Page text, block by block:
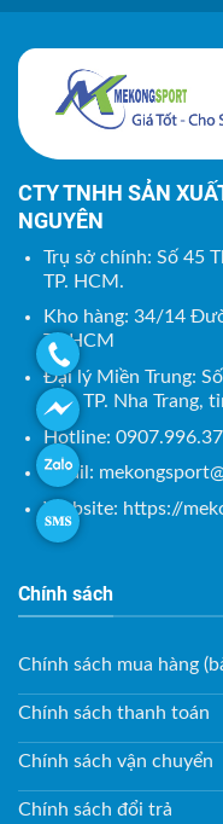
CTY TNHH SẢN
NGUYÊN
Trụ sở chính: Số 45
TP. HCM.
Kho hàng: 34/14
TP.HCM
Đại lý Miền Trung:
Tân, TP. Nha Trang,
Hotline:
Email:
Website: https://
Chính sách
Chính sách mua hàng
Chính sách thanh toán
Chính sách vận chuyển
Chính sách đổi trả